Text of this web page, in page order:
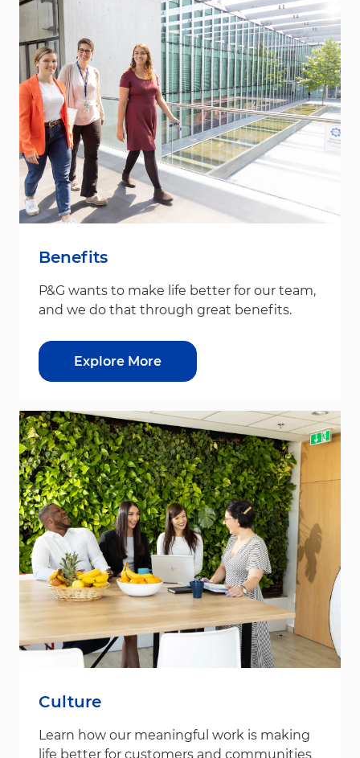
Benefits
P&G wants to make life better for our team,
and we do that through great benefits.
Explore More
Culture
Learn how our meaningful work is making
life better for customers and communities